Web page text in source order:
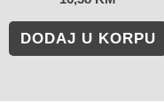
DODAJ U KORPU